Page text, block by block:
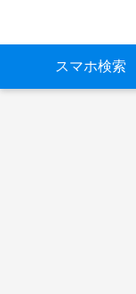
スマホ検索